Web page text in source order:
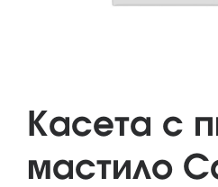
Касета с
мастило